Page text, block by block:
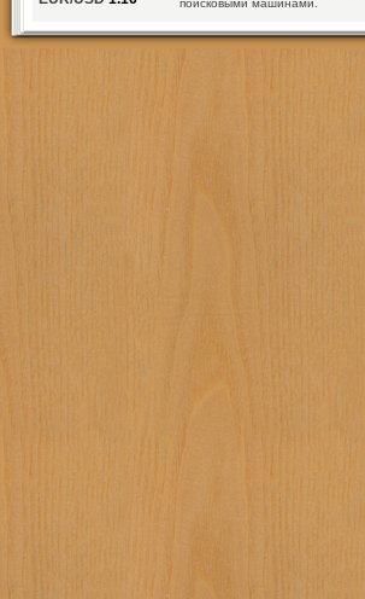
поисковыми машинами.